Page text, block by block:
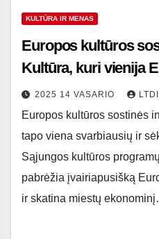
KULTŪRA IR MENAS
Europos kultūros
Kultūra, kuri vienija
2025 14 VASARIO
Europos kultūros sostinės
tapo viena svarbiausių ir
Sąjungos kultūros
pabrėžia įvairiapusišką
ir skatina miestų